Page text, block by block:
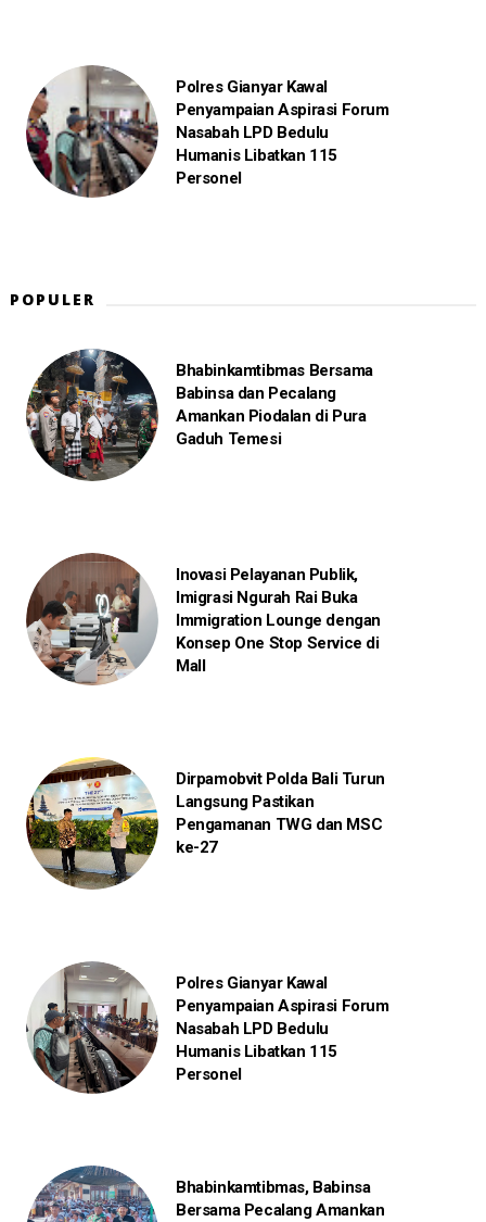
Polres Gianyar Kawal
Penyampaian Aspirasi Forum
Nasabah LPD Bedulu
Humanis Libatkan 115
Personel
POPULER
Bhabinkamtibmas Bersama
Babinsa dan Pecalang
Amankan Piodalan di Pura
Gaduh Temesi
Inovasi Pelayanan Publik,
Imigrasi Ngurah Rai Buka
Immigration Lounge dengan
Konsep One Stop Service di
Mall
Dirpamobvit Polda Bali Turun
Langsung Pastikan
Pengamanan TWG dan MSC
ke-27
Polres Gianyar Kawal
Penyampaian Aspirasi Forum
Nasabah LPD Bedulu
Humanis Libatkan 115
Personel
Bhabinkamtibmas, Babinsa
Bersama Pecalang Amankan